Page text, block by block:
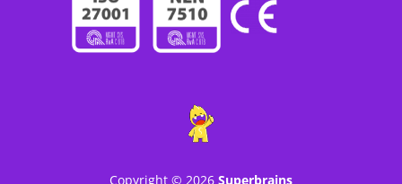
Copyright © 2026 Superbrains